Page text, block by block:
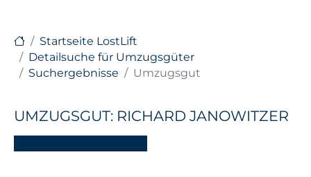
Startseite LostLift
Detailsuche für Umzugsgüter
Suchergebnisse
Umzugsgut
UMZUGSGUT: RICHARD JANOWITZER